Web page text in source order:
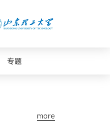
专题
more